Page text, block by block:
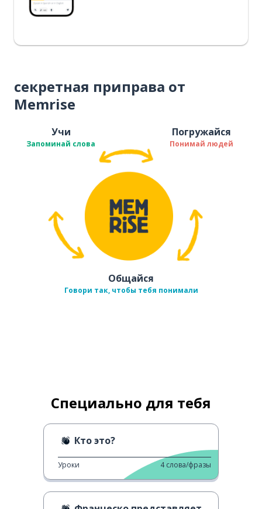
секретная приправа от
Memrise
Учи
Запоминай слова
Погружайся
Понимай людей
Общайся
Говори так, чтобы тебя понимали
Специально для тебя
Кто это?
Уроки 4 слова/фразы